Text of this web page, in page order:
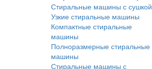
Стиральные машины с сушкой
Узкие стиральные машины
Компактные стиральные
машины
Полноразмерные стиральные
машины
Стиральные машины с